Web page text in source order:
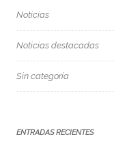
Noticias
Noticias destacadas
Sin categoría
ENTRADAS RECIENTES